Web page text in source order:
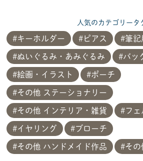
人気のカテゴリータ
キーホルダー ピアス 筆記
ぬいぐるみ・あみぐるみ バッ
絵画・イラスト ポーチ
その他 ステーショナリー
その他 インテリア・雑貨 フェ
イヤリング ブローチ
その他 ハンドメイド作品 その